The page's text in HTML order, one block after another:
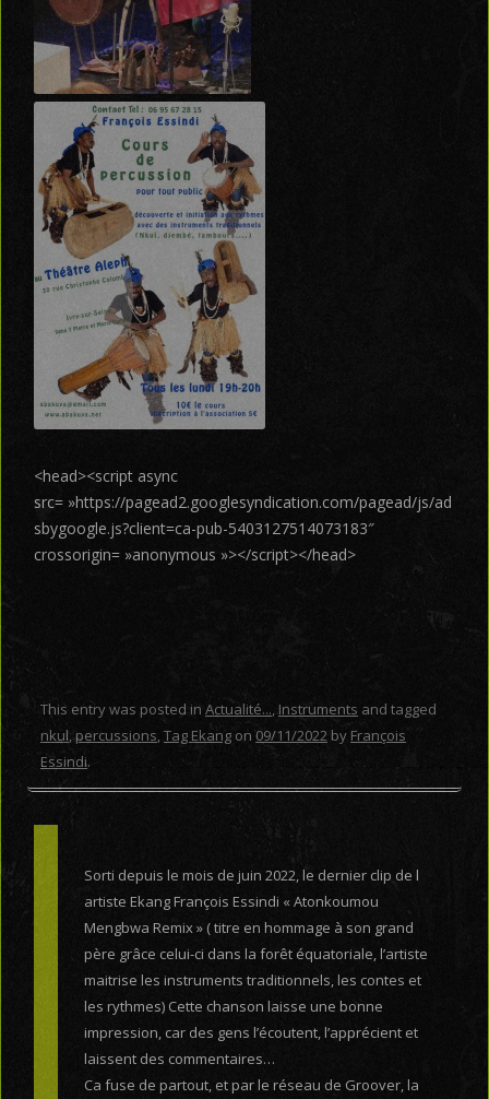
<head><script async
src= »https://pagead2.googlesyndication.com/pagead/js/ad
sbygoogle.js?client=ca-pub-5403127514073183″
crossorigin= »anonymous »></script></head>
This entry was posted in Actualité..., Instruments and tagged
nkul,percussions,Tag Ekangon 09/11/2022by François
Essindi.
Sorti depuis le mois de juin 2022, le dernier clip de l
artiste Ekang François Essindi « Atonkoumou
Mengbwa Remix » ( titre en hommage à son grand
père grâce celui-ci dans la forêt équatoriale, l’artiste
maitrise les instruments traditionnels, les contes et
les rythmes) Cette chanson laisse une bonne
impression, car des gens l’écoutent, l’apprécient et
laissent des commentaires…
Ca fuse de partout, et par le réseau de Groover, la